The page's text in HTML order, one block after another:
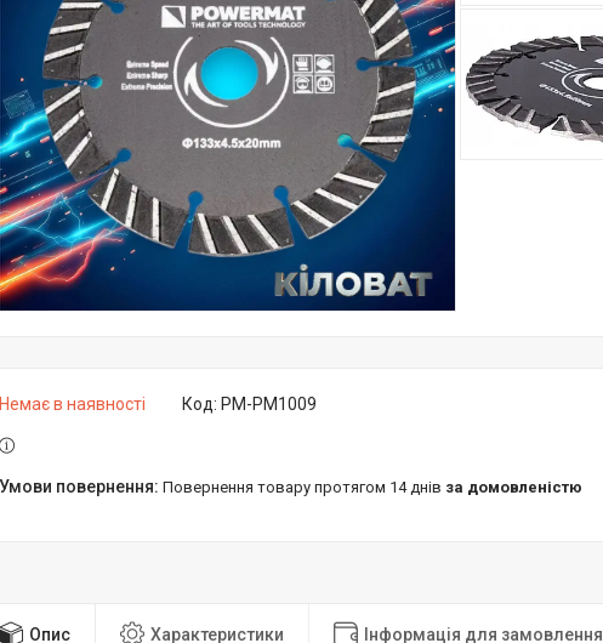
Немає в наявності Код: PM-PM1009
повернення товару протягом 14 днів за домовленістю
Опис Характеристики Інформація для замовлення